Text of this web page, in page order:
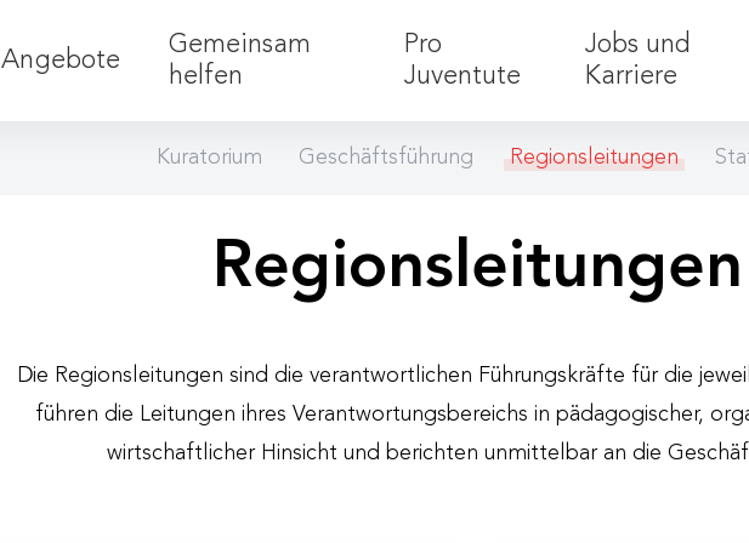
Angebote
Gemeinsam
helfen
Ihre Spende für Kinder
Vermächtnis
Großes bewirken
Social Active Day
Pro
Juventute
Was wir tun
Kinderschutz
Geschichte
Jobs und
Karriere
Arbeiten
Menschen
Fragen
Kuratorium Geschäftsführung Regionsleitungen
Regionsleitungen
Die Regionsleitungen sind die verantwortlichen Führungskräfte für die
führen die Leitungen ihres Verantwortungsbereichs in pädagogischer,
wirtschaftlicher Hinsicht und berichten unmittelbar an die